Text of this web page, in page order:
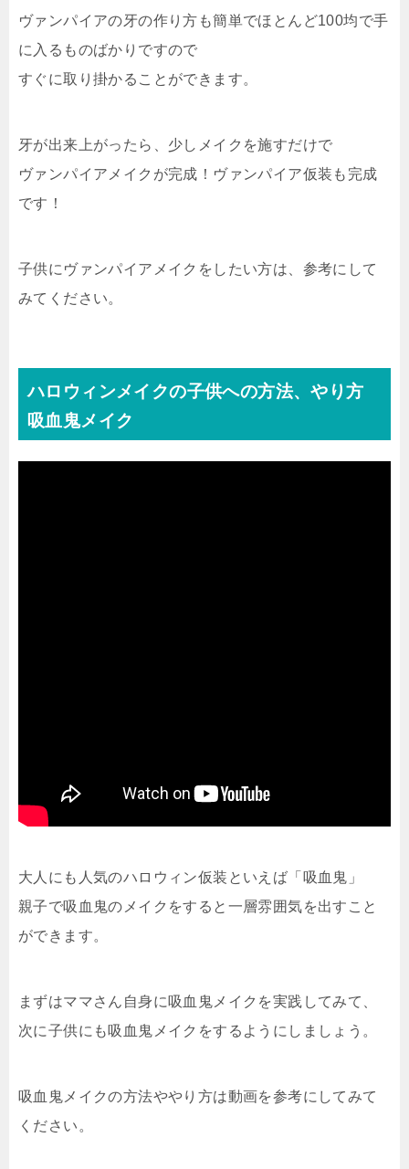
ヴァンパイアの牙の作り方も簡単でほとんど100均で手
に入るものばかりですので
すぐに取り掛かることができます。
牙が出来上がったら、少しメイクを施すだけで
ヴァンパイアメイクが完成！ヴァンパイア仮装も完成
です！
子供にヴァンパイアメイクをしたい方は、参考にして
みてください。
ハロウィンメイクの子供への方法、やり方
吸血鬼メイク
大人にも人気のハロウィン仮装といえば「吸血鬼」
親子で吸血鬼のメイクをすると一層雰囲気を出すこと
ができます。
まずはママさん自身に吸血鬼メイクを実践してみて、
次に子供にも吸血鬼メイクをするようにしましょう。
吸血鬼メイクの方法ややり方は動画を参考にしてみて
ください。